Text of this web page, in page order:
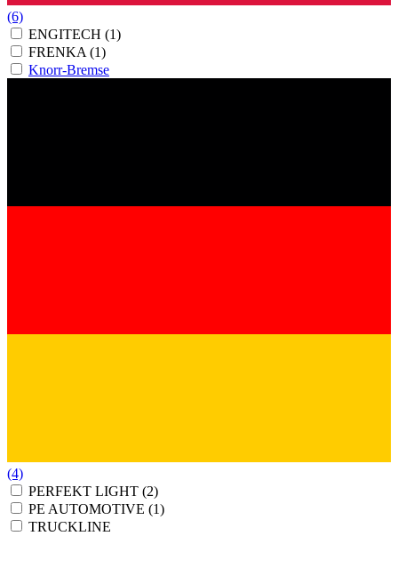
(6)
ENGITECH (1)
FRENKA (1)
Knorr-Bremse
(4)
PERFEKT LIGHT (2)
PE AUTOMOTIVE (1)
TRUCKLINE